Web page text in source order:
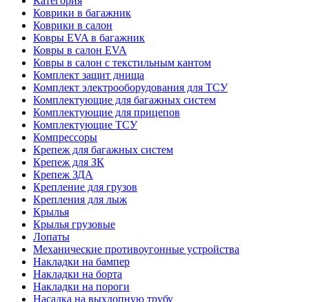
Коврики в багажник
Коврики в салон
Ковры EVA в багажник
Ковры в салон EVA
Ковры в салон с текстильным кантом
Комплект защит днища
Комплект электрооборудования для ТСУ
Комплектующие для багажных систем
Комплектующие для прицепов
Комплектующие ТСУ
Компрессоры
Крепеж для багажных систем
Крепеж для ЗК
Крепеж ЗДА
Крепление для грузов
Крепления для лыж
Крылья
Крылья грузовые
Лопаты
Механические противоугонные устройства
Накладки на бампер
Накладки на борта
Накладки на пороги
Насадка на выхлопную трубу